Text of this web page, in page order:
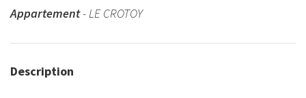
Appartement- LE CROTOY
Description